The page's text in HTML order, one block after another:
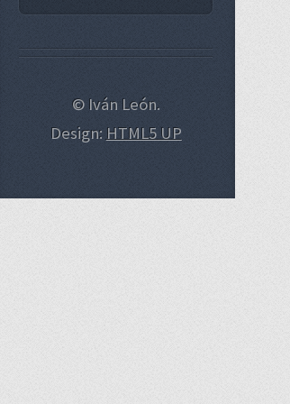
© Iván León.
Design: HTML5 UP